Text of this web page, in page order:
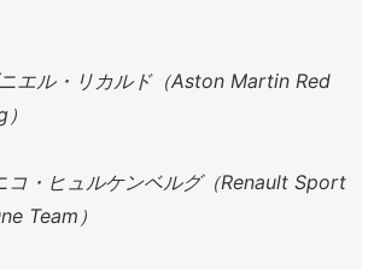
エル・リカルド（Aston Martin Red
コ・ヒュルケンベルグ（Renault Sport
Team）